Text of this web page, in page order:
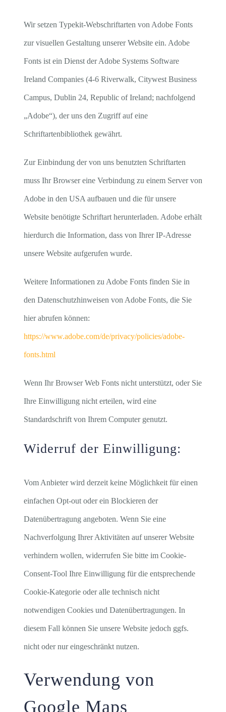
Wir setzen Typekit-Webschriftarten von Adobe Fonts
zur visuellen Gestaltung unserer Website ein. Adobe
Fonts ist ein Dienst der Adobe Systems Software
Ireland Companies (4-6 Riverwalk, Citywest Business
Campus, Dublin 24, Republic of Ireland; nachfolgend
„Adobe“), der uns den Zugriff auf eine
Schriftartenbibliothek gewährt.
Zur Einbindung der von uns benutzten Schriftarten
muss Ihr Browser eine Verbindung zu einem Server von
Adobe in den USA aufbauen und die für unsere
Website benötigte Schriftart herunterladen. Adobe erhält
hierdurch die Information, dass von Ihrer IP-Adresse
unsere Website aufgerufen wurde.
Weitere Informationen zu Adobe Fonts finden Sie in
den Datenschutzhinweisen von Adobe Fonts, die Sie
hier abrufen können:
https://www.adobe.com/de/privacy/policies/adobe-
fonts.html
Wenn Ihr Browser Web Fonts nicht unterstützt, oder Sie
Ihre Einwilligung nicht erteilen, wird eine
Standardschrift von Ihrem Computer genutzt.
Widerruf der Einwilligung:
Vom Anbieter wird derzeit keine Möglichkeit für einen
einfachen Opt-out oder ein Blockieren der
Datenübertragung angeboten. Wenn Sie eine
Nachverfolgung Ihrer Aktivitäten auf unserer Website
verhindern wollen, widerrufen Sie bitte im Cookie-
Consent-Tool Ihre Einwilligung für die entsprechende
Cookie-Kategorie oder alle technisch nicht
notwendigen Cookies und Datenübertragungen. In
diesem Fall können Sie unsere Website jedoch ggfs.
nicht oder nur eingeschränkt nutzen.
Verwendung von
Google Maps